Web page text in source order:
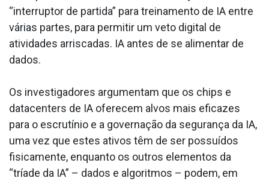
“interruptor de partida” para treinamento de IA entre
várias partes, para permitir um veto digital de
atividades arriscadas. IA antes de se alimentar de
dados.
Os investigadores argumentam que os chips e
datacenters de IA oferecem alvos mais eficazes
para o escrutínio e a governação da segurança da IA,
uma vez que estes ativos têm de ser possuídos
fisicamente, enquanto os outros elementos da
“tríade da IA” – dados e algoritmos – podem, em